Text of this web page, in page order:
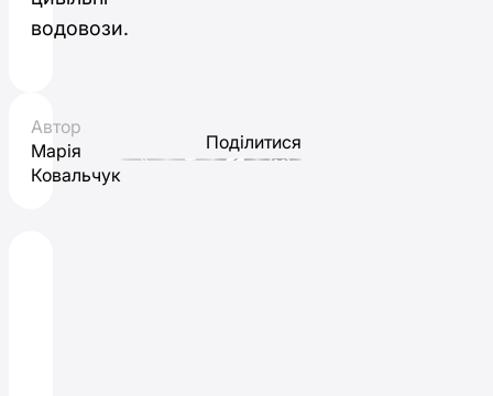
водовози.
Автор
Марія
Ковальчук
Поділитися